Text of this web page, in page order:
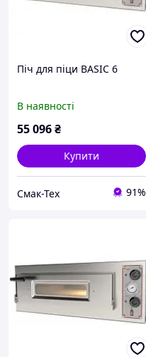
Піч для піци BASIC 6
В наявності
55 096₴
Купити
Смак-Тех 91%